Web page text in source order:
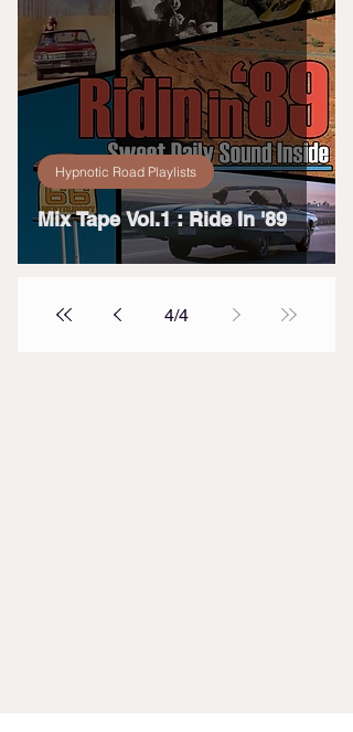
Mix Tape Vol.1 : Ride In '89
Hypnotic Road Playlists
4/4